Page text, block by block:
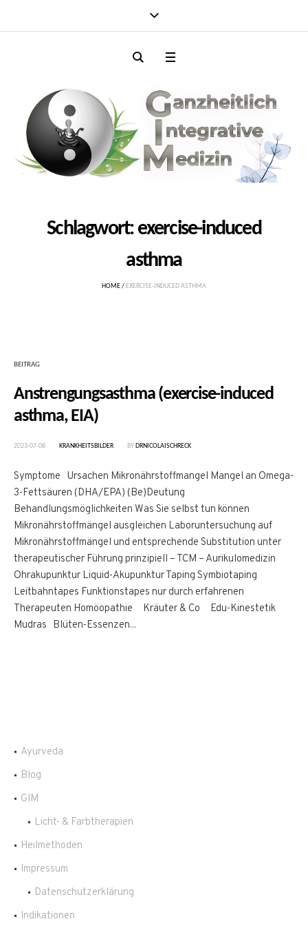
Schlagwort:exercise-induced
asthma
HOME/ EXERCISE-INDUCED ASTHMA
BEITRAG
Anstrengungsasthma (exercise-induced
asthma, EIA)
2023-07-08 KRANKHEITSBILDER BY DRNICOLAISCHRECK
Symptome Ursachen Mikronährstoffmangel Mangel an Omega-
3-Fettsäuren (DHA/EPA) (Be)Deutung
Behandlungsmöglichkeiten Was Sie selbst tun können
Mikronährstoffmängel ausgleichen Laboruntersuchung auf
Mikronährstoffmängel und entsprechende Substitution unter
therapeutischer Führung prinzipiell – TCM – Aurikulomedizin
Ohrakupunktur Liquid-Akupunktur Taping Symbiotaping
Leitbahntapes Funktionstapes nur durch erfahrenen
Therapeuten Homöopathie Kräuter & Co Edu-Kinestetik
Mudras Blüten-Essenzen...
Ayurveda
Blog
GIM
Licht- & Farbtherapien
Heilmethoden
Impressum
Datenschutzerklärung
Indikationen